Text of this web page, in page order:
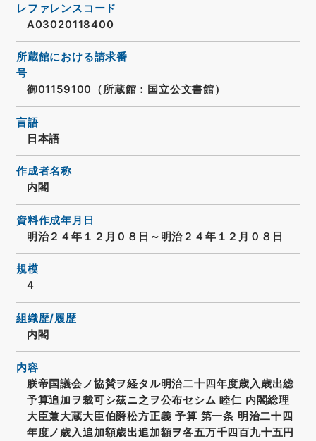
レファレンスコード
A03020118400
所蔵館における請求番
号
御01159100（所蔵館：国立公文書館）
言語
日本語
作成者名称
内閣
資料作成年月日
明治２４年１２月０８日～明治２４年１２月０８日
規模
4
組織歴/履歴
内閣
内容
朕帝国議会ノ協賛ヲ経タル明治二十四年度歳入歳出総
予算追加ヲ裁可シ茲ニ之ヲ公布セシム 睦仁 内閣総理
大臣兼大蔵大臣伯爵松方正義 予算 第一条 明治二十四
年度ノ歳入追加額歳出追加額ヲ各五万千四百九十五円